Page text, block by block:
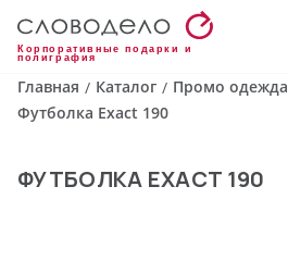
Корпоративные подарки и
полиграфия
Главная / Каталог / Промо одежда
Футболка Exact 190
ФУТБОЛКА EXACT 190